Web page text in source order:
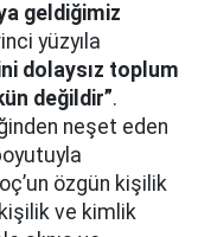
geldiğimiz
yüzyıla
dolaysız toplum
değildir”.
neşet eden
özgün kişilik
ve kimlik